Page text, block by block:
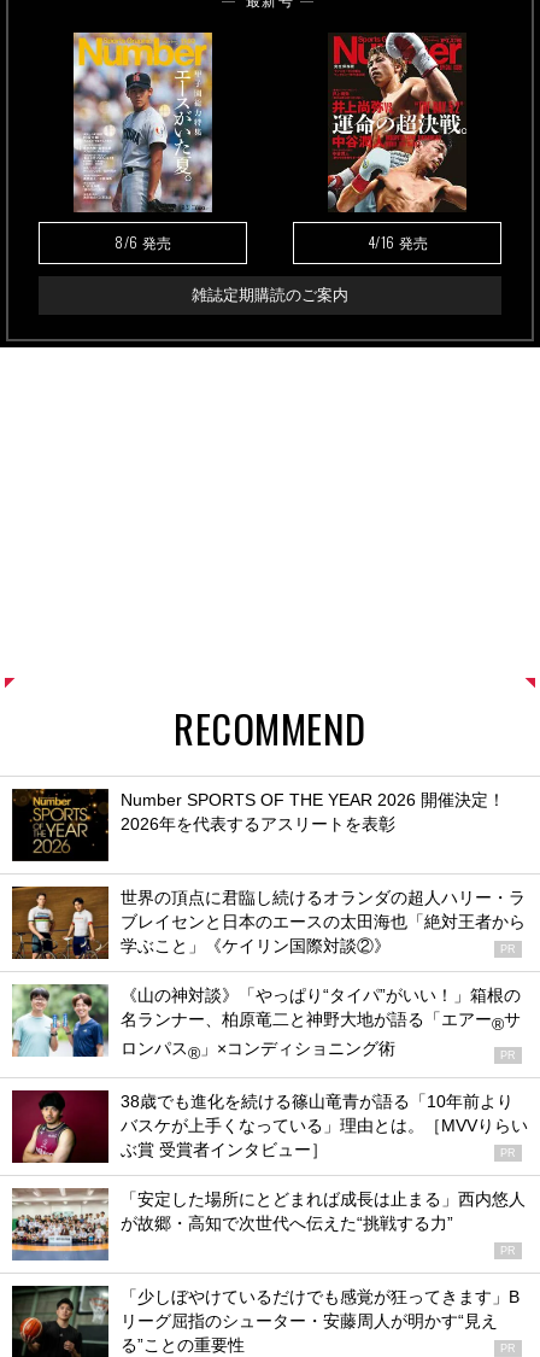
8/6 発売 4/16 発売
雑誌定期購読のご案内
RECOMMEND
Number SPORTS OF THE YEAR 2026 開催決定！
2026年を代表するアスリートを表彰
世界の頂点に君臨し続けるオランダの超人ハリー・ラ
ブレイセンと日本のエースの太田海也「絶対王者から
学ぶこと」《ケイリン国際対談②》
PR
《山の神対談》「やっぱり“タイパ”がいい！」箱根の
名ランナー、柏原竜二と神野大地が語る「エアー®サ
ロンパス® 」×コンディショニング術 PR
38歳でも進化を続ける篠山竜青が語る「10年前より
バスケが上手くなっている」理由とは。［MVVりらい
ぶ賞 受賞者インタビュー］
PR
「安定した場所にとどまれば成長は止まる」西内悠人
が故郷・高知で次世代へ伝えた“挑戦する力”
PR
「少しぼやけているだけでも感覚が狂ってきます」B
リーグ屈指のシューター・安藤周人が明かす“見え
る”ことの重要性
PR